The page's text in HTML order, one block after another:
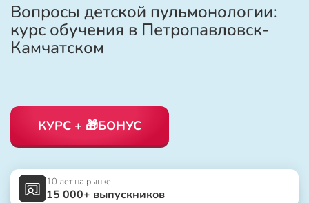
Вопросы детской пульмонологии:
курс обучения в Петропавловск-
Камчатском
КУРС + 🎁БОНУС
10 лет на рынке
15 000+ выпускников